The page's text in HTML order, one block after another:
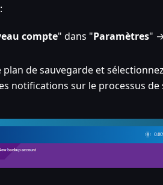
compte" dans "Paramètres"
de sauvegarde et
notifications sur le processus